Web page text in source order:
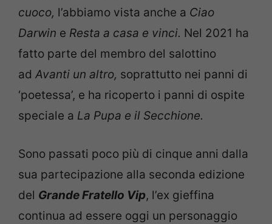
cuoco, l’abbiamo vista anche a Ciao
Darwin e Resta a casa e vinci. Nel 2021 ha
fatto parte del membro del salottino
ad Avanti un altro, soprattutto nei panni di
‘poetessa’, e ha ricoperto i panni di ospite
speciale a La Pupa e il Secchione.
Sono passati poco più di cinque anni dalla
sua partecipazione alla seconda edizione
del Grande Fratello Vip, l’ex gieffina
continua ad essere oggi un personaggio